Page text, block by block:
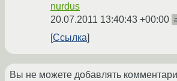
nurdus
20.07.2011 13:40:43 +00:00
Ссылка
Вы не можете добавлять